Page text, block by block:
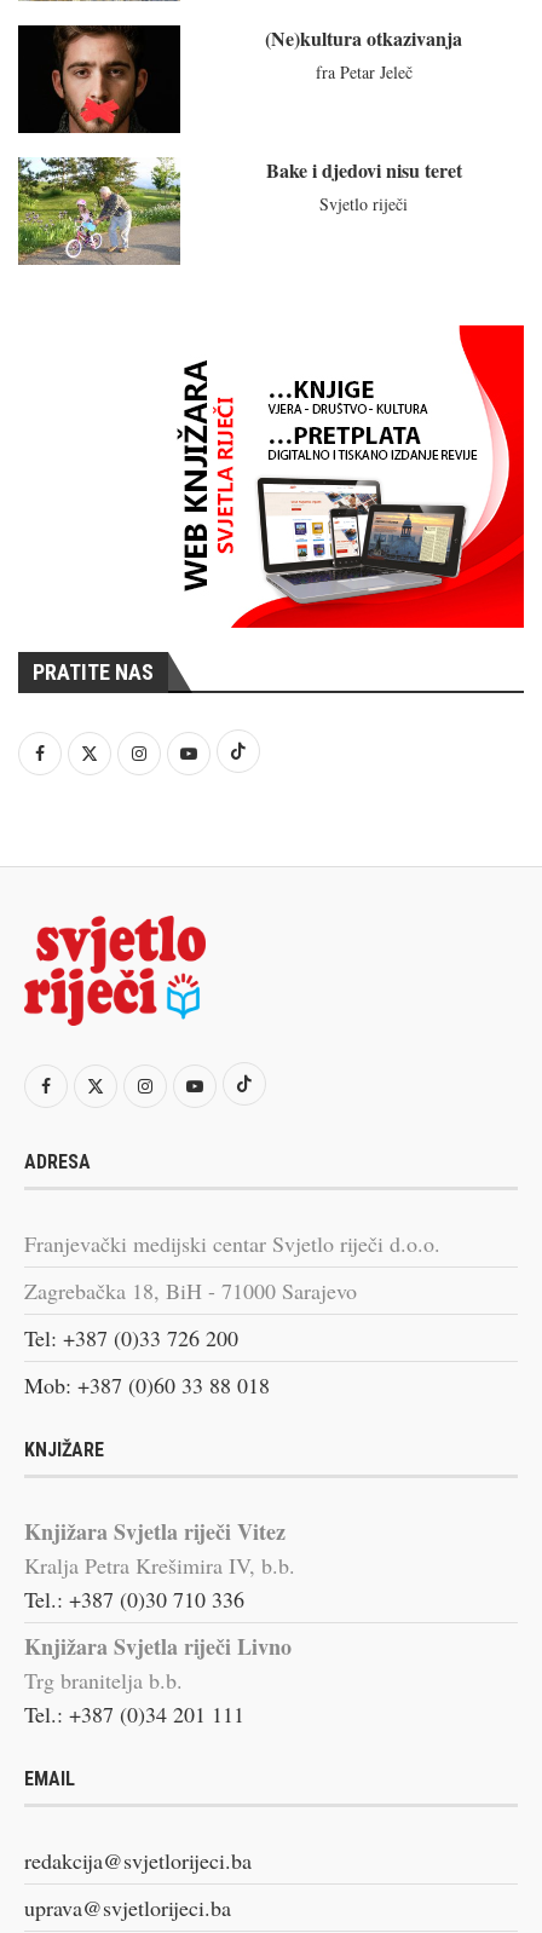
(Ne)kultura otkazivanja
fra Petar Jeleč
Bake i djedovi nisu teret
Svjetlo riječi
PRATITE NAS
ADRESA
Franjevački medijski centar Svjetlo riječi d.o.o.
Zagrebačka 18, BiH - 71000 Sarajevo
Tel: +387 (0)33 726 200
Mob: +387 (0)60 33 88 018
KNJIŽARE
Knjižara Svjetla riječi Vitez
Kralja Petra Krešimira IV, b.b.
Tel.: +387 (0)30 710 336
Knjižara Svjetla riječi Livno
Trg branitelja b.b.
Tel.: +387 (0)34 201 111
EMAIL
redakcija@svjetlorijeci.ba
uprava@svjetlorijeci.ba